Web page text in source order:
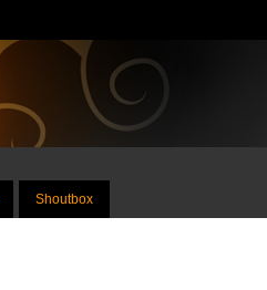
Shoutbox